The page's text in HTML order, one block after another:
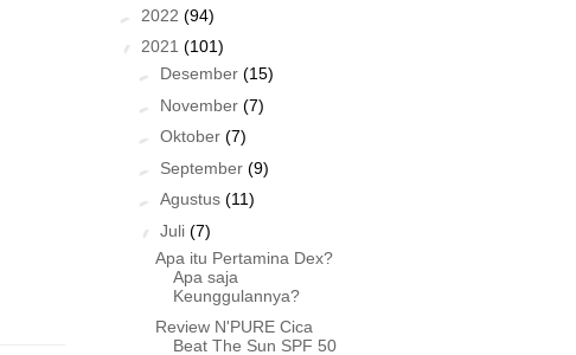
► 2022 (94)
▼ 2021 (101)
► Desember(15)
► November(7)
►Oktober(7)
► September(9)
►Agustus(11)
▼Juli(7)
Apa itu Pertamina Dex?
Apa saja
Keunggulannya?
Review N'PURE Cica
Beat The Sun SPF 50